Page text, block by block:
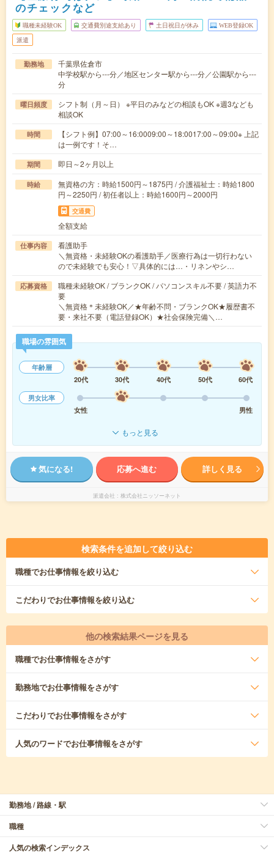
のチェックなど
職種未経験OK 交通費別途支給あり 土日祝日が休み WEB登録OK
派遣
勤務地
千葉県佐倉市
中学校駅から---分／地区センター駅から---分／公園駅から---
分
曜日頻度
シフト制（月～日） ※平日のみなどの相談もOK ※週3なども
相談OK
時間
【シフト例】07:00～16:0009:00～18:0017:00～09:00※ 上記
は一例です！そ…
期間 即日～2ヶ月以上
時給
無資格の方：時給1500円～1875円 / 介護福祉士：時給1800
円～2250円 / 初任者以上：時給1600円～2000円
交通費
全額支給
仕事内容
看護助手
＼無資格・未経験OKの看護助手／医療行為は一切行わない
ので未経験でも安心！▽具体的には…・リネンやシ…
応募資格
職種未経験OK / ブランクOK / パソコンスキル不要 / 英語力不
要
＼無資格＊未経験OK／★年齢不問・ブランクOK★履歴書不
要・来社不要（電話登録OK）★社会保険完備＼…
職場の雰囲気
年齢層
20代
30代 40代 50代
60代
男女比率
女性
男性
もっと見る
気になる! 応募へ進む 詳しく見る
派遣会社 株式会社ニッソーネット
検索条件を追加して絞り込む
職種でお仕事情報を絞り込む
こだわりでお仕事情報を絞り込む
他の検索結果ページを見る
職種でお仕事情報をさがす
勤務地でお仕事情報をさがす
こだわりでお仕事情報をさがす
人気のワードでお仕事情報をさがす
勤務地 / 路線・駅
職種
人気の検索インデックス